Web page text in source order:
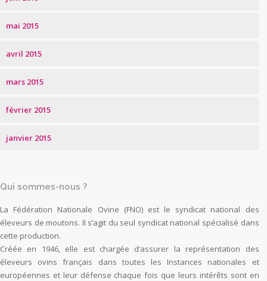
mai 2015
avril 2015
mars 2015
février 2015
janvier 2015
Qui sommes-nous ?
La Fédération Nationale Ovine (FNO) est le syndicat national des
éleveurs de moutons. Il s’agit du seul syndicat national spécialisé dans
cette production.
Créée en 1946, elle est chargée d’assurer la représentation des
éleveurs ovins français dans toutes les Instances nationales et
européennes et leur défense chaque fois que leurs intérêts sont en